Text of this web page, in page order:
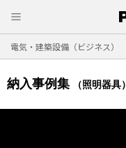
電気・建築設備（ビジネス）
納入事例集 （照明器具）